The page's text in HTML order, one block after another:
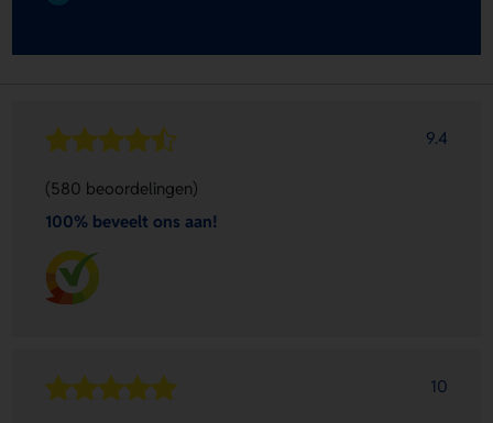
9.4
(580 beoordelingen)
100% beveelt ons aan!
10